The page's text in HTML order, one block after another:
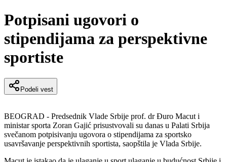
Potpisani ugovori o
stipendijama za perspektivne
sportiste
Podeli vest
BEOGRAD - Predsednik Vlade Srbije prof. dr Đuro Macut i
ministar sporta Zoran Gajić prisustvovali su danas u Palati Srbija
svečanom potpisivanju ugovora o stipendijama za sportsko
usavršavanje perspektivnih sportista, saopštila je Vlada Srbije.